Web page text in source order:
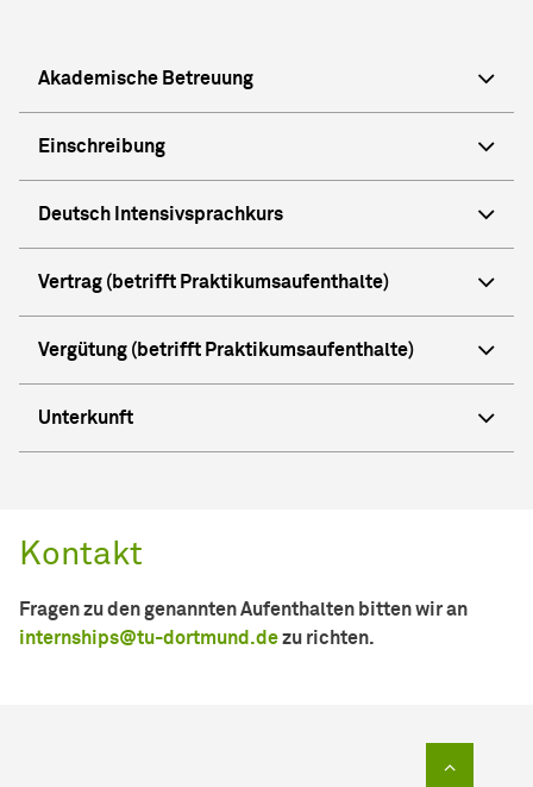
Akademische Betreuung
Einschreibung
Deutsch Intensivsprachkurs
Vertrag (betrifft Praktikumsaufenthalte)
Vergütung (betrifft Praktikumsaufenthalte)
Unterkunft
Kontakt
Fragen zu den genannten Aufenthalten bitten wir an
internships@tu-dortmund.dezu richten.